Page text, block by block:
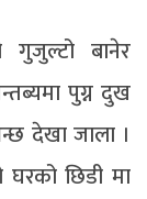
गुजुल्टो बानेर
पुग्न दुख
देखा जाला ।
छिडी मा